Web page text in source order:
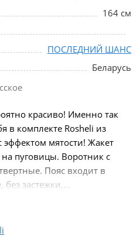
164 см
ПОСЛЕДНИЙ ШАНС
Беларусь
красиво! Именно так
в комплекте Rosheli из
эффектом мятости! Жакет
на пуговицы. Воротник с
Пояс входит в
застежки,...